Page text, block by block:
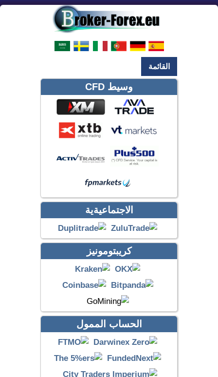
القائمة
وسيط CFD
الاجتماعيةية
كريبتومونيز
الحساب الممول